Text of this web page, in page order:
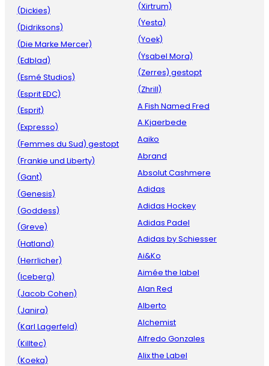
(Dickies)
(Didriksons)
(Die Marke Mercer)
(Edblad)
(Esmé Studios)
(Esprit EDC)
(Esprit)
(Expresso)
(Femmes du Sud) gestopt
(Frankie und Liberty)
(Gant)
(Genesis)
(Goddess)
(Greve)
(Hatland)
(Herrlicher)
(Iceberg)
(Jacob Cohen)
(Janira)
(Karl Lagerfeld)
(Killtec)
(Koeka)
(Xirtrum)
(Yesta)
(Yoek)
(Ysabel Mora)
(Zerres) gestopt
(Zhrill)
A Fish Named Fred
A.Kjaerbede
Aaiko
Abrand
Absolut Cashmere
Adidas
Adidas Hockey
Adidas Padel
Adidas by Schiesser
Ai&Ko
Aimée the label
Alan Red
Alberto
Alchemist
Alfredo Gonzales
Alix the Label